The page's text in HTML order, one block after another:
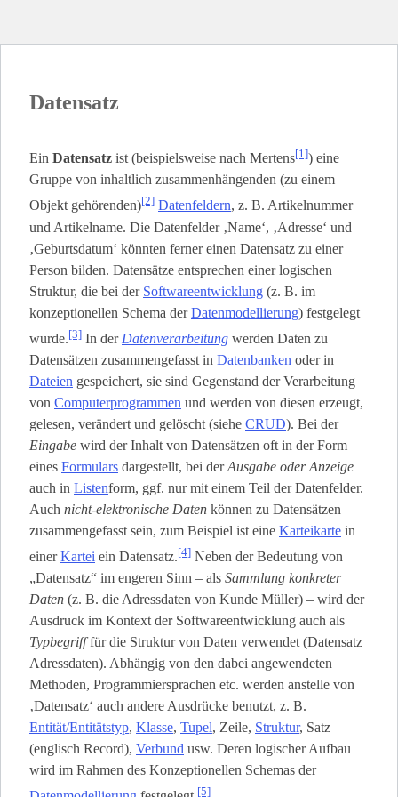
Datensatz
Ein Datensatz ist (beispielsweise nach Mertens[1]) eine
Gruppe von inhaltlich zusammenhängenden (zu einem
Objekt gehörenden)[2] Datenfeldern, z. B. Artikelnummer
und Artikelname. Die Datenfelder ‚Name‘, ‚Adresse‘ und
‚Geburtsdatum‘ könnten ferner einen Datensatz zu einer
Person bilden. Datensätze entsprechen einer logischen
Struktur, die bei der Softwareentwicklung (z. B. im
konzeptionellen Schema derDatenmodellierung) festgelegt
wurde.[3] In der Datenverarbeitung werden Daten zu
Datensätzen zusammengefasst in Datenbanken oder in
Dateien gespeichert, sie sind Gegenstand der Verarbeitung
von Computerprogrammen und werden von diesen erzeugt,
gelesen, verändert und gelöscht (siehe CRUD). Bei der
Eingabe wird der Inhalt von Datensätzen oft in der Form
eines Formulars dargestellt, bei derAusgabe oder Anzeige
auch in Listen­form, ggf. nur mit einem Teil der Datenfelder.
Auch nicht-elektronische Daten können zu Datensätzen
zusammengefasst sein, zum Beispiel ist eine Karteikarte in
einerKartei ein Datensatz.[4] Neben der Bedeutung von
„Datensatz“ im engeren Sinn – als Sammlung konkreter
Daten (z. B. die Adressdaten von Kunde Müller) – wird der
Ausdruck im Kontext der Softwareentwicklung auch als
Typbegrifffür die Struktur von Daten verwendet (Datensatz
Adressdaten). Abhängig von den dabei angewendeten
Methoden, Programmiersprachen etc. werden anstelle von
‚Datensatz‘ auch andere Ausdrücke benutzt, z. B.
Entität/Entitätstyp, Klasse, Tupel, Zeile, Struktur, Satz
(englisch Record), Verbund usw. Deren logischer Aufbau
wird im Rahmen des Konzeptionellen Schemas der
[5]